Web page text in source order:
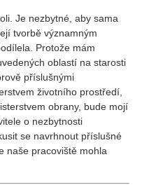
Je nezbytné, aby sama
tvorbě významným
Protože mám
oblastí na starosti
příslušnými
životního prostředí,
obrany, bude mojí
o nezbytnosti
se navrhnout příslušné
naše pracoviště mohla